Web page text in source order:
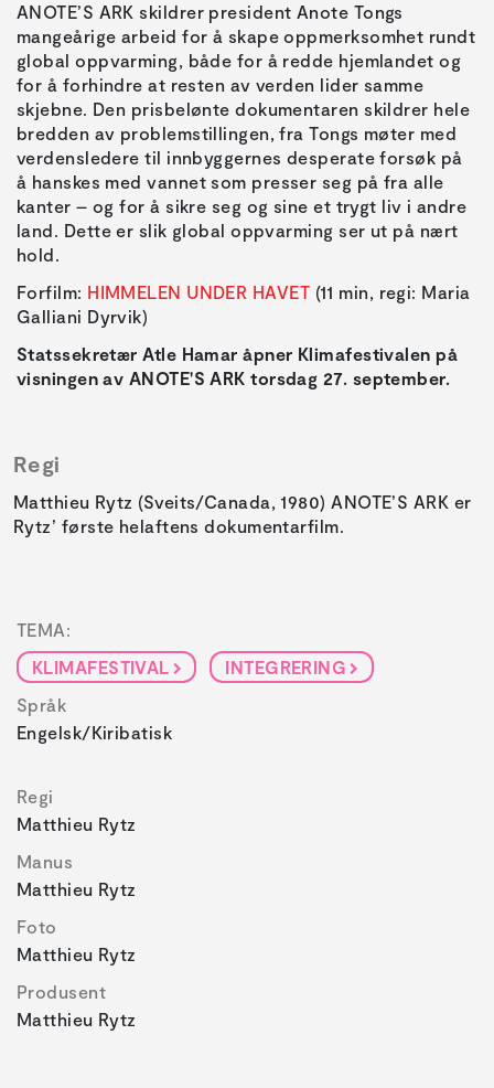
ANOTE’S ARK skildrer president Anote Tongs
mangeårige arbeid for å skape oppmerksomhet rundt
global oppvarming, både for å redde hjemlandet og
for å forhindre at resten av verden lider samme
skjebne. Den prisbelønte dokumentaren skildrer hele
bredden av problemstillingen, fra Tongs møter med
verdensledere til innbyggernes desperate forsøk på
å hanskes med vannet som presser seg på fra alle
kanter – og for å sikre seg og sine et trygt liv i andre
land. Dette er slik global oppvarming ser ut på nært
hold.
Forfilm: HIMMELEN UNDER HAVET (11 min, regi: Maria
Galliani Dyrvik)
Statssekretær Atle Hamar åpner Klimafestivalen på
visningen av ANOTE'S ARK torsdag 27. september.
Regi
Matthieu Rytz (Sveits/Canada, 1980) ANOTE’S ARK er
Rytz’ første helaftens dokumentarfilm.
TEMA:
KLIMAFESTIVAL
INTEGRERING
Språk
Engelsk/kiribatisk
Regi
Matthieu Rytz
Manus
Matthieu Rytz
Foto
Matthieu Rytz
Produsent
Matthieu Rytz